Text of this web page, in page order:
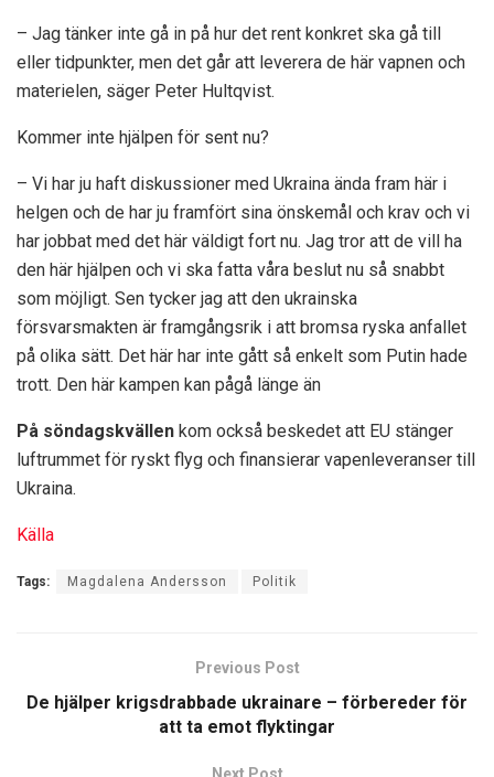
– Jag tänker inte gå in på hur det rent konkret ska gå till
eller tidpunkter, men det går att leverera de här vapnen och
materielen, säger Peter Hultqvist.
Kommer inte hjälpen för sent nu?
– Vi har ju haft diskussioner med Ukraina ända fram här i
helgen och de har ju framfört sina önskemål och krav och vi
har jobbat med det här väldigt fort nu. Jag tror att de vill ha
den här hjälpen och vi ska fatta våra beslut nu så snabbt
som möjligt. Sen tycker jag att den ukrainska
försvarsmakten är framgångsrik i att bromsa ryska anfallet
på olika sätt. Det här har inte gått så enkelt som Putin hade
trott. Den här kampen kan pågå länge än
På söndagskvällen kom också beskedet att EU stänger
luftrummet för ryskt flyg och finansierar vapenleveranser till
Ukraina.
Källa
Tags: Magdalena Andersson Politik
Previous Post
De hjälper krigsdrabbade ukrainare – förbereder för
att ta emot flyktingar